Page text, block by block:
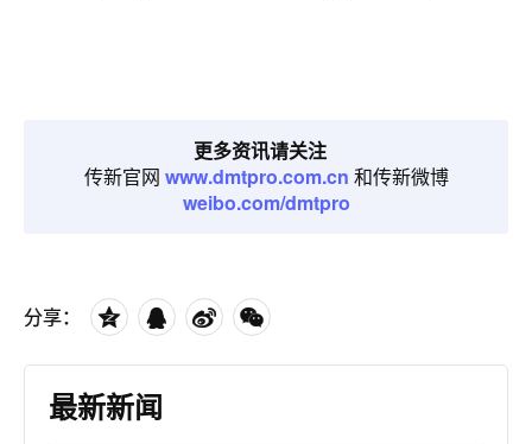
更多资讯请关注
传新官网 www.dmtpro.com.cn 和传新微博
weibo.com/dmtpro
分享：
最新新闻